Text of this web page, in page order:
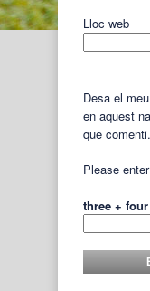
Lloc web
Desa el
en aquest
que comenti.
Please
three +